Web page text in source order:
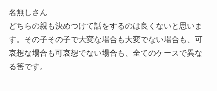
名無しさん
どちらの親も決めつけて話をするのは良くないと思いま
す。その子その子で大変な場合も大変でない場合も、可
哀想な場合も可哀想でない場合も、全てのケースで異な
る筈です。